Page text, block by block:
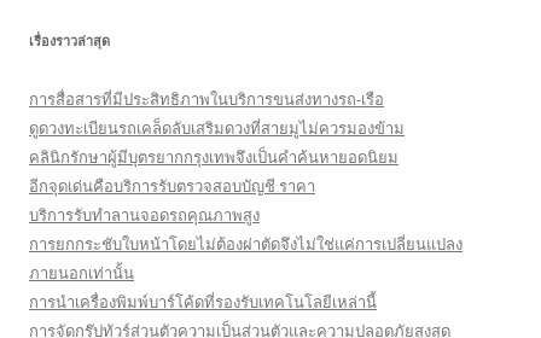
เรื่องราวล่าสุด
การสื่อสารที่มีประสิทธิภาพในบริการขนส่งทางรถ-เรือ
ดูดวงทะเบียนรถเคล็ดลับเสริมดวงที่สายมูไม่ควรมองข้าม
คลินิกรักษาผู้มีบุตรยากกรุงเทพจึงเป็นคำค้นหายอดนิยม
อีกจุดเด่นคือบริการรับตรวจสอบบัญชี ราคา
บริการรับทำลานจอดรถคุณภาพสูง
การยกกระชับใบหน้าโดยไม่ต้องผ่าตัดจึงไม่ใช่แค่การเปลี่ยนแปลง
ภายนอกเท่านั้น
การนำเครื่องพิมพ์บาร์โค้ดที่รองรับเทคโนโลยีเหล่านี้
การจัดกรุ๊ปทัวร์ส่วนตัวความเป็นส่วนตัวและความปลอดภัยสูงสุด